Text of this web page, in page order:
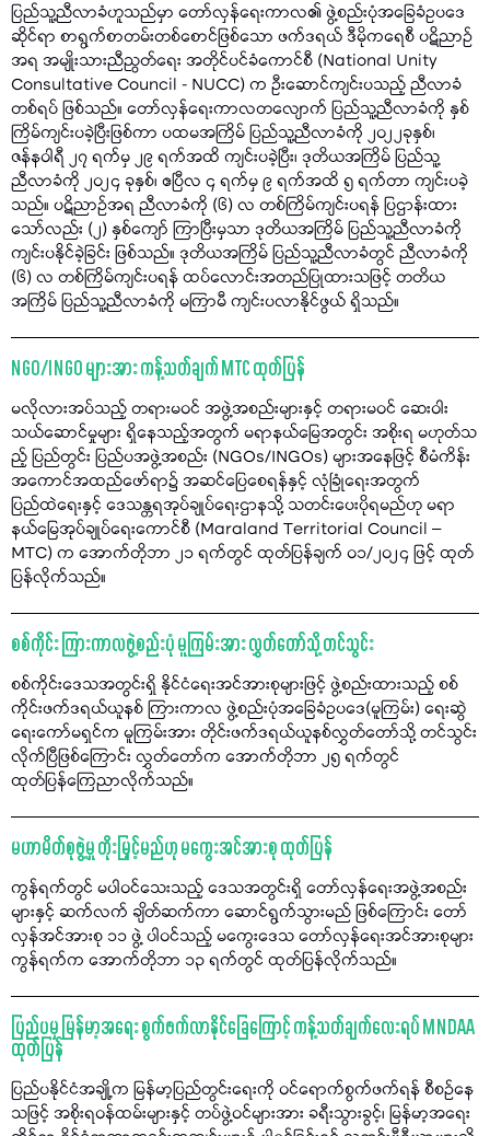
ပြည်သူ့ညီလာခံဟူသည်မှာ တော်လှန်ရေးကာလ၏ ဖွဲ့စည်းပုံအခြေခံဥပဒေ
ဆိုင်ရာ စာရွက်စာတမ်းတစ်စောင်ဖြစ်သော ဖက်ဒရယ် ဒီမိုကရေစီ ပဋိညာဉ်
အရ အမျိုးသားညီညွတ်ရေး အတိုင်ပင်ခံကောင်စီ (National Unity
Consultative Council - NUCC) က ဦးဆောင်ကျင်းပသည့် ညီလာခံ
တစ်ရပ် ဖြစ်သည်။ တော်လှန်ရေးကာလတလျောက် ပြည်သူ့ညီလာခံကို နှစ်
ကြိမ်ကျင်းပခဲ့ပြီးဖြစ်ကာ ပထမအကြိမ် ပြည်သူ့ညီလာခံကို ၂၀၂၂ခုနှစ်၊
ဇန်နဝါရီ ၂၇ ရက်မှ ၂၉ ရက်အထိ ကျင်းပခဲ့ပြီး၊ ဒုတိယအကြိမ် ပြည်သူ့
ညီလာခံကို ၂၀၂၄ ခုနှစ်၊ ဧပြီလ ၄ ရက်မှ ၉ ရက်အထိ ၅ ရက်တာ ကျင်းပခဲ့
သည်။ ပဋိညာဉ်အရ ညီလာခံကို (၆) လ တစ်ကြိမ်ကျင်းပရန် ပြဌာန်းထား
သော်လည်း (၂) နှစ်ကျော် ကြာပြီးမှသာ ဒုတိယအကြိမ် ပြည်သူ့ညီလာခံကို
ကျင်းပနိုင်ခဲ့ခြင်း ဖြစ်သည်။ ဒုတိယအကြိမ် ပြည်သူ့ညီလာခံတွင် ညီလာခံကို
(၆) လ တစ်ကြိမ်ကျင်းပရန် ထပ်လောင်းအတည်ပြုထားသဖြင့် တတိယ
အကြိမ် ပြည်သူ့ညီလာခံကို မကြာမီ ကျင်းပလာနိုင်ဖွယ် ရှိသည်။
NGO/INGO များအား ကန့်သတ်ချက် MTC ထုတ်ပြန်
မလိုလားအပ်သည့် တရားမဝင် အဖွဲ့အစည်းများနှင့် တရားမဝင် ဆေးဝါး
သယ်ဆောင်မှုများ ရှိနေသည့်အတွက် မရာနယ်မြေအတွင်း အစိုးရ မဟုတ်သ
ည့် ပြည်တွင်း ပြည်ပအဖွဲ့အစည်း (NGOs/INGOs) များအနေဖြင့် စီမံကိန်း
အကောင်အထည်ဖော်ရာ၌ အဆင်ပြေစေရန်နှင့် လုံခြုံရေးအတွက်
ပြည်ထဲရေးနှင့် ဒေသန္တရအုပ်ချုပ်ရေးဌာနသို့ သတင်းပေးပိုရမည်ဟု မရာ
နယ်မြေအုပ်ချုပ်ရေးကောင်စီ (Maraland Territorial Council –
MTC) က အောက်တိုဘာ ၂၁ ရက်တွင် ထုတ်ပြန်ချက် ၀၁/၂၀၂၄ ဖြင့် ထုတ်
ပြန်လိုက်သည်။
စစ်ကိုင်း ကြားကာလဖွဲ့စည်းပုံ မူကြမ်းအား လွှတ်တော်သို့ တင်သွင်း
စစ်ကိုင်းဒေသအတွင်းရှိ နိုင်ငံရေးအင်အားစုများဖြင့် ဖွဲ့စည်းထားသည့် စစ်
ကိုင်းဖက်ဒရယ်ယူနစ် ကြားကာလ ဖွဲ့စည်းပုံအခြေခံဥပဒေ(မူကြမ်း) ရေးဆွဲ
ရေးကော်မရှင်က မူကြမ်းအား တိုင်းဖက်ဒရယ်ယူနစ်လွှတ်တော်သို့ တင်သွင်း
လိုက်ပြီဖြစ်ကြောင်း လွှတ်တော်က အောက်တိုဘာ ၂၅ ရက်တွင်
ထုတ်ပြန်ကြေညာလိုက်သည်။
မဟာမိတ်စုဖွဲ့မှု တိုးမြှင့်မည်ဟု မကွေးအင်အားစု ထုတ်ပြန်
ကွန်ရက်တွင် မပါဝင်သေးသည့် ဒေသအတွင်းရှိ တော်လှန်ရေးအဖွဲ့အစည်း
များနှင့် ဆက်လက် ချိတ်ဆက်ကာ ဆောင်ရွက်သွားမည် ဖြစ်ကြောင်း တော်
လှန်အင်အားစု ၁၁ ဖွဲ့ ပါဝင်သည့် မကွေးဒေသ တော်လှန်ရေးအင်အားစုများ
ကွန်ရက်က အောက်တိုဘာ ၁၃ ရက်တွင် ထုတ်ပြန်လိုက်သည်။
ပြည်ပမှ မြန်မာ့အရေး စွက်ဖက်လာနိုင်ခြေကြောင့် ကန့်သတ်ချက်လေးရပ် MNDAA
ထုတ်ပြန်
ပြည်ပနိုင်ငံအချို့က မြန်မာ့ပြည်တွင်းရေးကို ဝင်ရောက်စွက်ဖက်ရန် စီစဉ်နေ
သဖြင့် အစိုးရဝန်ထမ်းများနှင့် တပ်ဖွဲ့ဝင်များအား ခရီးသွားခွင့်၊ မြန်မာ့အရေး